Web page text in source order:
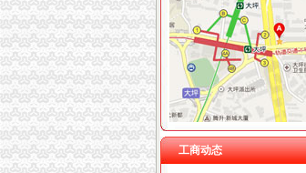
工商动态
工商动态
沙坪坝局抓住“五个关键
永川局0元注册公司流程
沙坪坝局免费注册公司部
永川局0元注册公司实施
沙坪坝局以四型模范为指
巫溪局五步推进“依法行
市重庆免费注册公司局副
垫江局一元注册公司流程